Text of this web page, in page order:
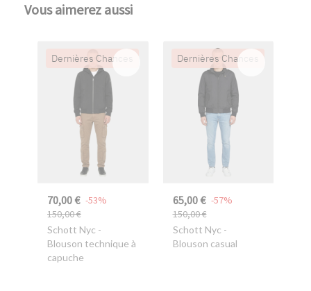
Vous aimerez aussi
Dernières Chances
70,00 €
150,00 €
-53%
Schott Nyc -
Blouson technique à
capuche
Dernières Chances
65,00 €
150,00 €
-57%
Schott Nyc -
Blouson casual